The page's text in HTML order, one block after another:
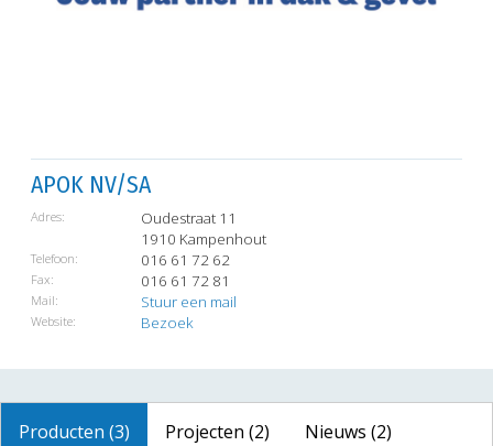
APOK NV/SA
Adres:
Oudestraat 11
1910 Kampenhout
Telefoon: 016 61 72 62
Fax: 016 61 72 81
Mail: Stuur een mail
Website: Bezoek
Producten (3) Projecten (2) Nieuws (2)